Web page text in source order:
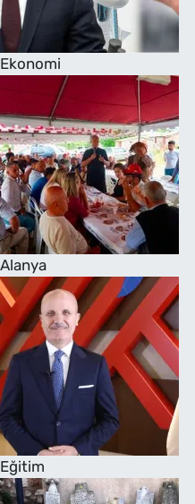
Ekonomi
Alanya
Eğitim